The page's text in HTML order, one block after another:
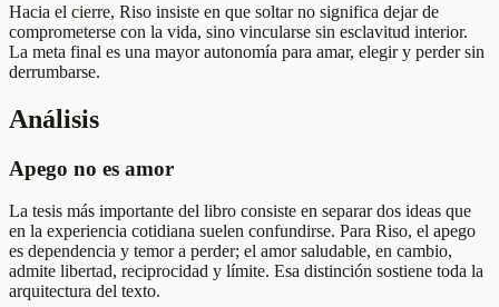
Hacia el cierre, Riso insiste en que soltar no significa dejar de
comprometerse con la vida, sino vincularse sin esclavitud interior.
La meta final es una mayor autonomía para amar, elegir y perder sin
derrumbarse.
Análisis
Apego no es amor
La tesis más importante del libro consiste en separar dos ideas que
en la experiencia cotidiana suelen confundirse. Para Riso, el apego
es dependencia y temor a perder; el amor saludable, en cambio,
admite libertad, reciprocidad y límite. Esa distinción sostiene toda la
arquitectura del texto.